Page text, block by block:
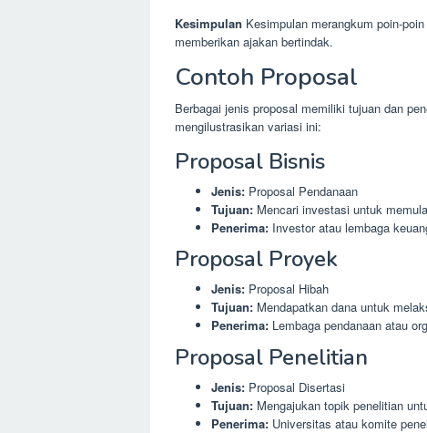
Kesimpulan Kesimpulan merangkum poin-
memberikan ajakan bertindak.
Contoh Proposal
Berbagai jenis proposal memiliki tujuan dan
mengilustrasikan variasi ini:
Proposal Bisnis
Jenis: Proposal Pendanaan
Tujuan: Mencari investasi untuk
Penerima: Investor atau lembaga
Proposal Proyek
Jenis: Proposal Hibah
Tujuan: Mendapatkan dana untuk
Penerima: Lembaga pendanaan atau
Proposal Penelitian
Jenis: Proposal Disertasi
Tujuan: Mengajukan topik penelitian
Penerima: Universitas atau komite